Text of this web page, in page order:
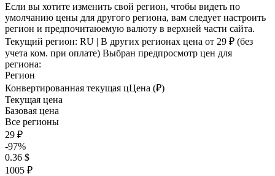
Если вы хотите изменить свой регион, чтобы видеть по
умолчанию цены для другого региона, вам следует настроить
регион и предпочитаюемую валюту в верхней части сайта.
Текущий регион: RU | В других регионах цена от 29 ₽ (без
учета ком. при оплате) Выбран предпросмотр цен для
региона:
Регион
Конвертированная текущая цЦена (₽)
Текущая цена
Базовая цена
Все регионы
29 ₽
-97%
0.36 $
1005 ₽